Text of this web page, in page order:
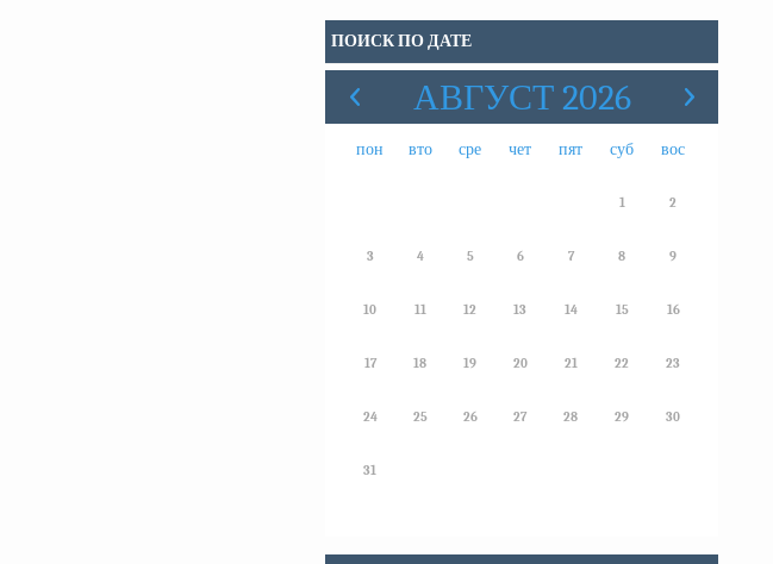
ПОИСК ПО ДАТЕ
АВГУСТ 2026
пон вто сре чет пят суб вос
1 2
3 4 5 6 7 8 9
10 11 12 13 14 15 16
17 18 19 20 21 22 23
24 25 26 27 28 29 30
31